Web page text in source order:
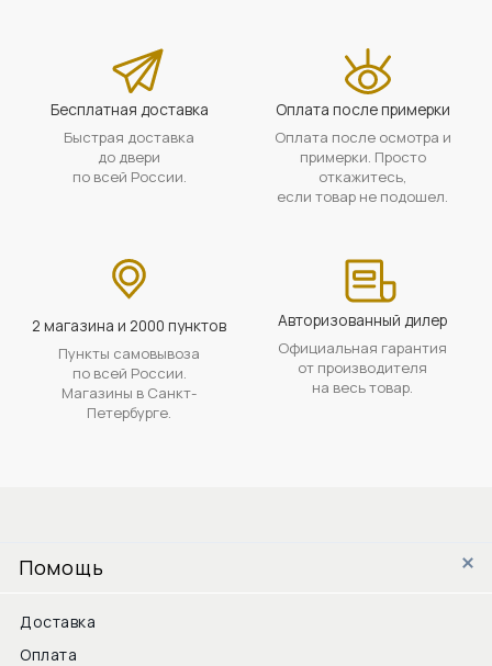
Бесплатная доставка
Быстрая доставка
до двери
по всей России.
Оплата после примерки
Оплата после осмотра и
примерки. Просто
откажитесь,
если товар не подошел.
2 магазина и 2000 пунктов
Пункты самовывоза
по всей России.
Магазины в Санкт-
Петербурге.
Авторизованный дилер
Официальная гарантия
от производителя
на весь товар.
Помощь
Доставка
Оплата